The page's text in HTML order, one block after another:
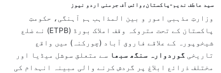
a
n
m
a
i
سید عاطف ندیم-پاکستان،وائس آف جرمنی اردو نیوز
وزارتِ مذہبی امور و بین المذاہب ہم آہنگی، حکومتِ
پاکستان کے تحت متروکہ وقف املاک بورڈ (ETPB) نے ضلع
شیخوپورہ کے علاقے فاروق آباد (چورکنہ) میں واقع
تاریخی گوردوارہ سنگھ سبھا سے متعلق سوشل میڈیا اور
مختلف ذرائع ابلاغ پر گردش کرنے والی مبینہ انہدام کی